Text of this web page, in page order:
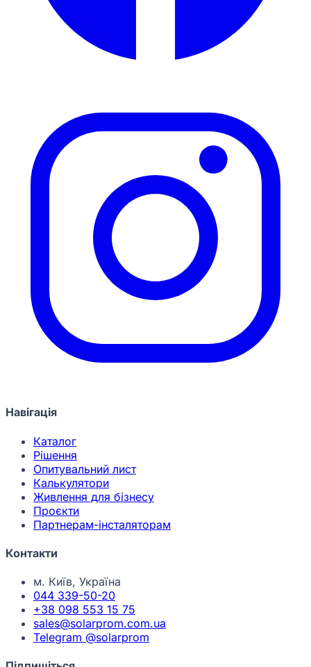
Навігація
Каталог
Рішення
Опитувальний лист
Калькулятори
Живлення для бізнесу
Проєкти
Партнерам-інсталяторам
Контакти
м. Київ, Україна
044 339-50-20
+38 098 553 15 75
sales@solarprom.com.ua
Telegram @solarprom